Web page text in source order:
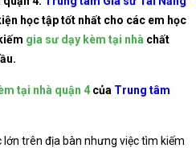
học tập tốt nhất cho các em học
gia sư dạy kèm tại nhà chất
tại nhà quận 4 của Trung tâm
trên địa bàn nhưng việc tìm kiếm